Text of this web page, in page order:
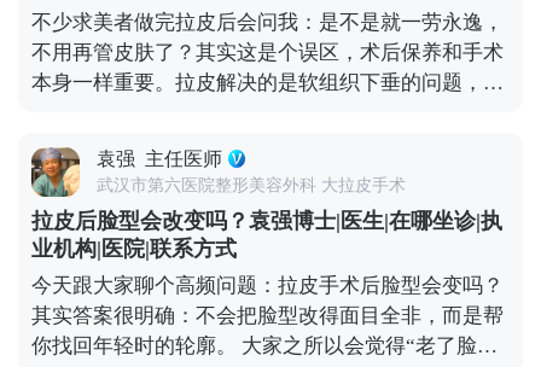
恢复自然，但过度夸张的表情会反复牵拉皮肤，就算
打了除皱针，也需要自己多注意收敛。还有一点很重
要，要定期回访医生，根据皮肤的恢复状态调整保养
态拉回一个好的起点，后续的健康生活习惯，才是维
持年轻态的核心。你对皮肤用心，它自然会给你好的
反馈。 想知道更多关于MCR复合提升术的问题，可
以去官方媒体平台（公众号、百家号、小红薯）预约
面诊，详细了解。
不少求美者做完拉皮后会问我：是不是就一劳永逸，
不用再管皮肤了？其实这是个误区，术后保养和手术
本身一样重要。拉皮解决的是软组织下垂的问题，但
感。 手术能帮我们把面部组织复位到好的状态，但皮
肤的自然衰老过程并没有停止。比如术后皮肤可能会
出现角质层变薄、胶原流失的情况，这就需要日常做
好维护。建议大家术后用温和的护肤品，重点做好保
湿和防晒，要是皮肤含水量不够，也可以在医生指导
下配合水光针这类轻医美项目，提升皮肤弹性。 另
外，动态纹的管理也不能忽视。皱眉、大笑带来的动
态纹，时间久了会变成静态纹。定期在医生评估后打
袁强 主任医师
武汉市第六医院整形美容外科 大拉皮手术
拉皮后脸型会改变吗？袁强博士|医生|在哪坐诊|执
业机构|医院|联系方式
今天跟大家聊个高频问题：拉皮手术后脸型会变吗？
其实答案很明确：不会把脸型改得面目全非，而是帮
你找回年轻时的轮廓。 大家之所以会觉得“老了脸型